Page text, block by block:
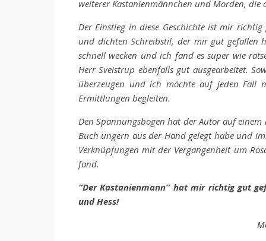
weiterer Kastanienmännchen und Morden,
Der Einstieg in diese Geschichte ist mir
und dichten Schreibstil, der mir gut gefallen
schnell wecken und ich fand es super wie
Herr Sveistrup ebenfalls gut ausgearbeitet.
überzeugen und ich möchte auf jeden Fall
Ermittlungen begleiten.
Den Spannungsbogen hat der Autor auf
Buch ungern aus der Hand gelegt habe und
Verknüpfungen mit der Vergangenheit um
fand.
“Der Kastanienmann” hat mir richtig gut
und Hess!